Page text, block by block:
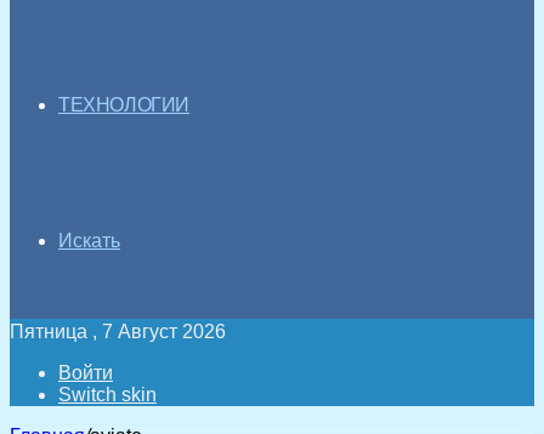
ТЕХНОЛОГИИ
Искать
Пятница , 7 Август 2026
Войти
Switch skin